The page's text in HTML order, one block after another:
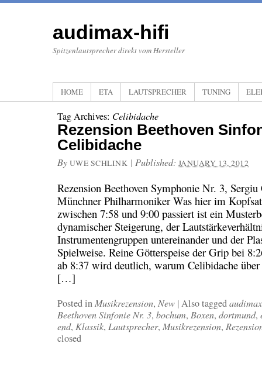
audimax-hifi
Spitzenlautsprecher direkt vom Hersteller
HOME ETA LAUTSPRECHER TUNING
Tag Archives: Celibidache
Rezension Beethoven
Celibidache
By UWE SCHLINK | Published: JANUARY 13, 2012
Rezension Beethoven Symphonie Nr. 3,
Münchner Philharmoniker Was hier im
zwischen 7:58 und 9:00 passiert ist ein
dynamischer Steigerung, der
Instrumentengruppen untereinander und der
Spielweise. Reine Götterspeise der Grip bei
ab 8:37 wird deutlich, warum Celibidache über
[…]
Posted in Musikrezension, New | Also taggedaudimax
Beethoven Sinfonie Nr. 3, bochum, Boxen, dortmund,
end, Klassik, Lautsprecher, Musikrezension,
closed